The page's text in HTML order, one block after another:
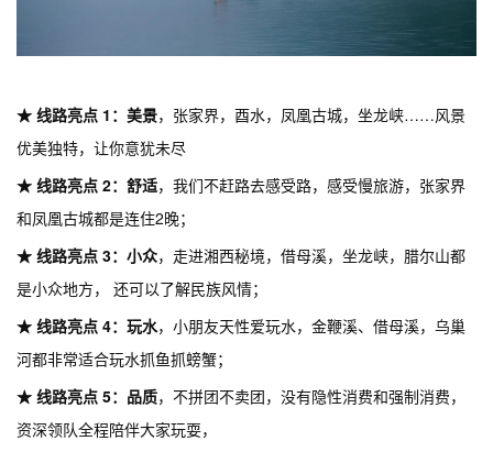
★ 线路亮点 1：美景，张家界，酉水，凤凰古城，坐龙峡……风景
优美独特，让你意犹未尽
★ 线路亮点 2：舒适，我们不赶路去感受路，感受慢旅游，张家界
和凤凰古城都是连住2晚；
★ 线路亮点 3：小众，走进湘西秘境，借母溪，坐龙峡，腊尔山都
是小众地方， 还可以了解民族风情；
★ 线路亮点 4：玩水，小朋友天性爱玩水，金鞭溪、借母溪，乌巢
河都非常适合玩水抓鱼抓螃蟹；
★ 线路亮点 5：品质，不拼团不卖团，没有隐性消费和强制消费，
资深领队全程陪伴大家玩耍，